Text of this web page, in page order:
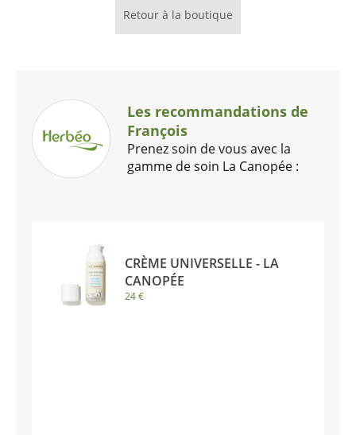
Retour à la boutique
Les recommandations de
François
Prenez soin de vous avec la
gamme de soin La Canopée :
CRÈME UNIVERSELLE - LA
CANOPÉE
24 €